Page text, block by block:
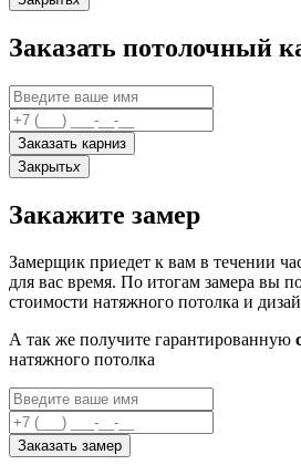
Заказать потолочный
Заказать карниз
Закрытьx
Закажите замер
Замерщик приедет к вам в течении
для вас время. По итогам замера вы
стоимости натяжного потолка и
А так же получите гарантированную
натяжного потолка
Заказать замер